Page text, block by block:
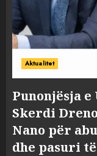
Aktualitet
Punonjësja
Skerdi
Nano për
dhe pasuri